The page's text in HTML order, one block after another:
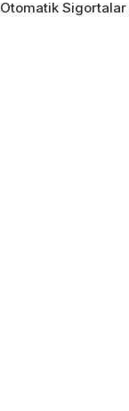
Otomatik